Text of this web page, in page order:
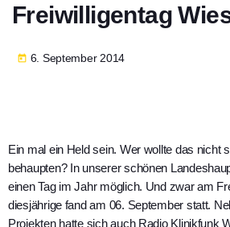
Freiwilligentag
today 6. September 2014
Ein mal ein Held sein. Wer wollte das nicht
behaupten? In unserer schönen
einen Tag im Jahr möglich. Und zwar am
diesjährige fand am 06. September statt.
Projekten hatte sich auch Radio Klinikfunk